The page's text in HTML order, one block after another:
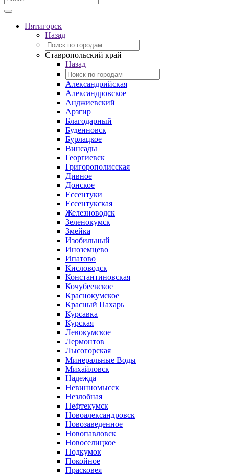
Пятигорск
Назад
Ставропольский край
Назад
Александрийская
Александровское
Анджиевский
Арзгир
Благодарный
Буденновск
Бурлацкое
Винсады
Георгиевск
Григорополисская
Дивное
Донское
Ессентуки
Ессентукская
Железноводск
Зеленокумск
Змейка
Изобильный
Иноземцево
Ипатово
Кисловодск
Константиновская
Кочубеевское
Краснокумское
Красный Пахарь
Курсавка
Курская
Левокумское
Лермонтов
Лысогорская
Минеральные Воды
Михайловск
Надежда
Невинномысск
Незлобная
Нефтекумск
Новоалександровск
Новозаведенное
Новопавловск
Новоселицкое
Подкумок
Покойное
Прасковея